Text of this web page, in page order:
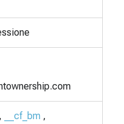
, __cf_bm ,